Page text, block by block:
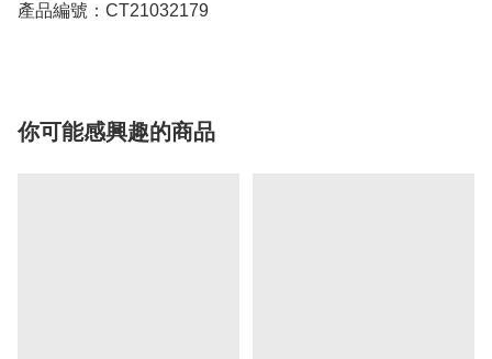
產品編號：CT21032179
你可能感興趣的商品